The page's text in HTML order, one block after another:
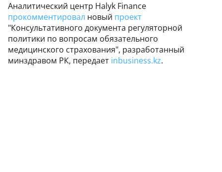
Аналитический центр Halyk Finance
прокомментировал новый проект
"Консультативного документа регуляторной
политики по вопросам обязательного
медицинского страхования", разработанный
минздравом РК, передает inbusiness.kz.